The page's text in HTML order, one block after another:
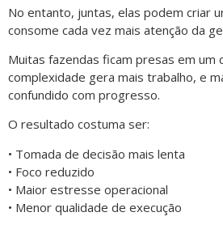
No entanto, juntas, elas podem criar
consome cada vez mais atenção da
Muitas fazendas ficam presas em um
complexidade gera mais trabalho, e
confundido com progresso.
O resultado costuma ser:
• Tomada de decisão mais lenta
• Foco reduzido
• Maior estresse operacional
• Menor qualidade de execução